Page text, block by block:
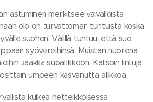
astuminen merkitsee vaivalloista
olo on turvattoman tuntuista koska
suohon. Välillä tuntuu, että suo
syövereihinsä. Muistan nuorena
saakka suoallikkoon. Katsoin lintuja
umpeen kasvanutta allikkoa.
kulkea hetteikköisessä